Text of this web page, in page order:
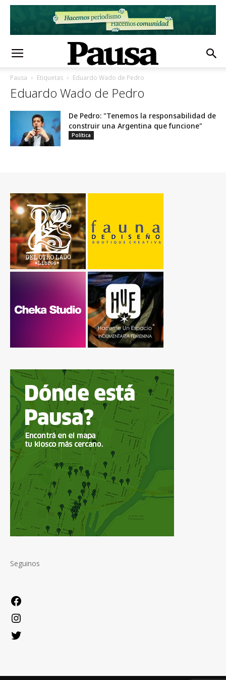
Pausa Etiquetas Eduardo Wado de Pedro
Eduardo Wado de Pedro
De Pedro: "Tenemos la responsabilidad de
construir una Argentina que funcione"
Política
Seguinos